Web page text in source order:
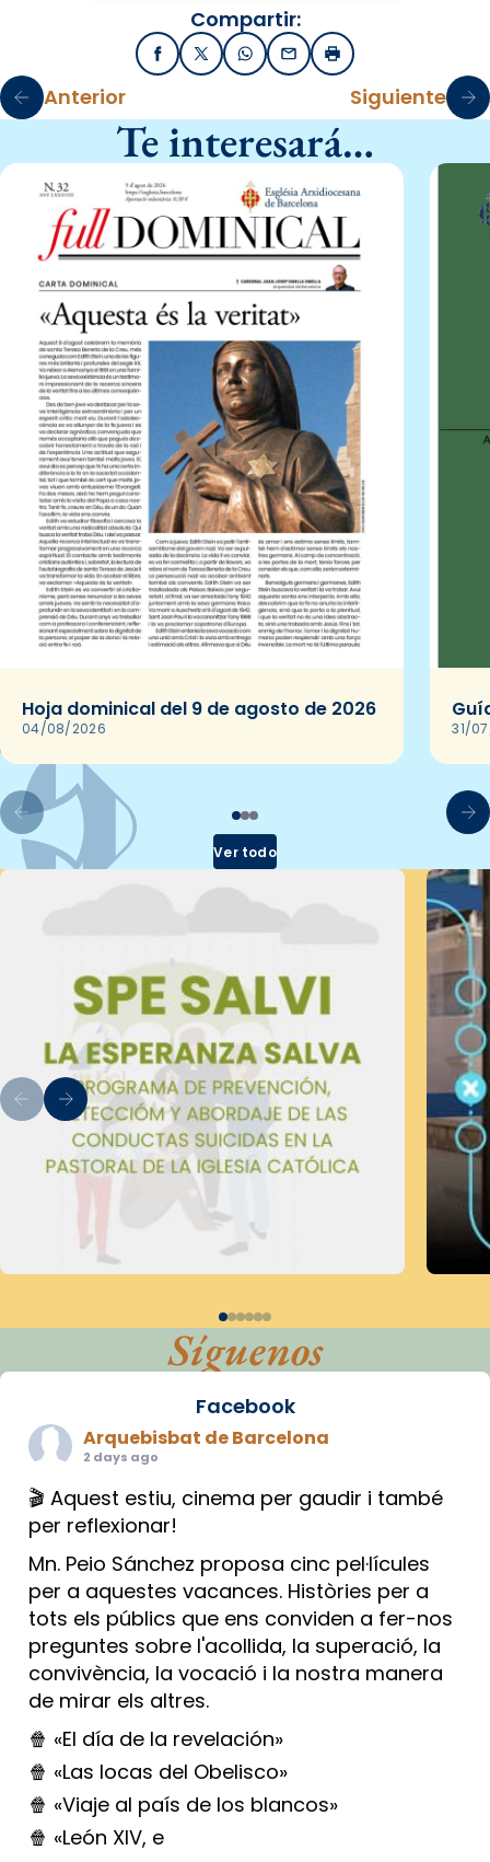
Compartir:
FacebookX / TwitterWhatsApp
EmailImprimir
Anterior Siguiente
Te interesará…
Hoja dominical del 9 de agosto de 2026
04/08/2026 31/
Ver todo
Síguenos
Facebook
Arquebisbat de Barcelona
2 days ago
🎬 Aquest estiu, cinema per gaudir i també
per reflexionar!
Mn. Peio Sánchez proposa cinc pel·lícules
per a aquestes vacances. Històries per a
tots els públics que ens conviden a fer-nos
preguntes sobre l'acollida, la superació, la
convivència, la vocació i la nostra manera
de mirar els altres.
🍿 «El día de la revelación»
🍿 «Las locas del Obelisco»
🍿 «Viaje al país de los blancos»
🍿 «León XIV, e